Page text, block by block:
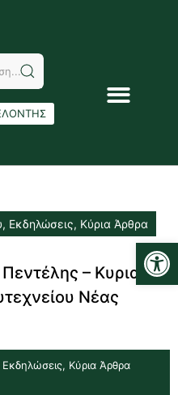
, Εκδηλώσεις, Κύρια Άρθρα
Πεντέλης – Κυριακή
Νέας
Εκδηλώσεις, Κύρια Άρθρα